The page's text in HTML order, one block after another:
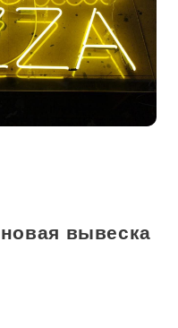
вывеска